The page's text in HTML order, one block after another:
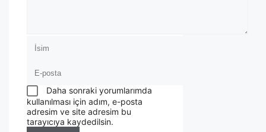
Daha sonraki yorumlarımda
kullanılması için adım, e-posta
adresim ve site adresim bu
tarayıcıya kaydedilsin.